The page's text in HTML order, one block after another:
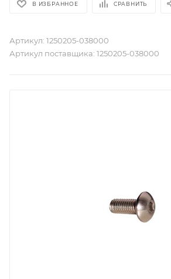
В ИЗБРАННОЕ СРАВНИТЬ
Артикул: 1250205-038000
Артикул поставщика: 1250205-038000